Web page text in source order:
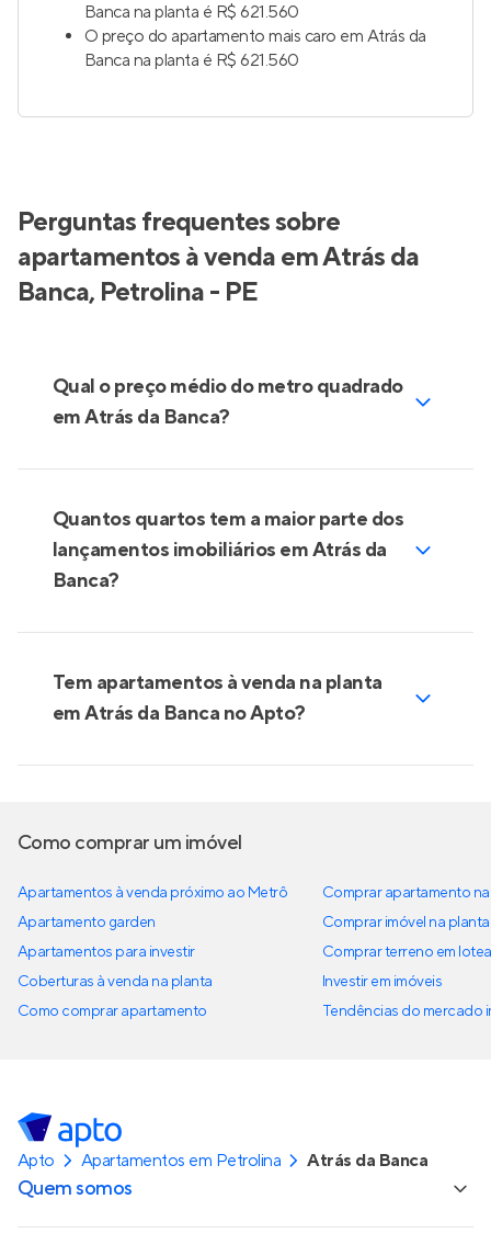
Banca na planta é R$ 621.560
O preço do apartamento mais caro em Atrás da
Banca na planta é R$ 621.560
Perguntas frequentes sobre
apartamentos à venda em Atrás da
Banca, Petrolina - PE
Qual o preço médio do metro quadrado
em Atrás da Banca?
Quantos quartos tem a maior parte dos
lançamentos imobiliários em Atrás da
Banca?
Tem apartamentos à venda na planta
em Atrás da Banca no Apto?
Como comprar um imóvel
Apartamentos à venda próximo ao Metrô
Apartamento garden
Apartamentos para investir
Coberturas à venda na planta
Como comprar apartamento
Comprar apartamento
Comprar imóvel na planta
Comprar terreno em
Investir em imóveis
Tendências do mercado
Apto Apartamentos em Petrolina Atrás da Banca
Quem somos